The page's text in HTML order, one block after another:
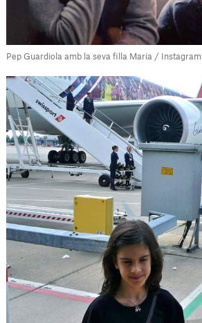
Pep Guardiola amb la seva filla Maria / Instagram